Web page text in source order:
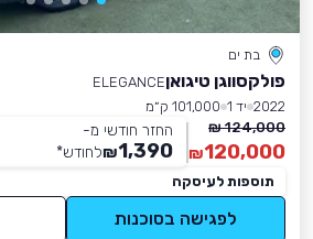
בת ים
פולקסווגן טיגואןELEGANCE
2022 יד 1
101,000 ק״מ
124,000 ₪
120,000
₪
החזר חודשי מ-
1,390
₪לחודש*
תוספות לעיסקה
לפגישה בסוכנות